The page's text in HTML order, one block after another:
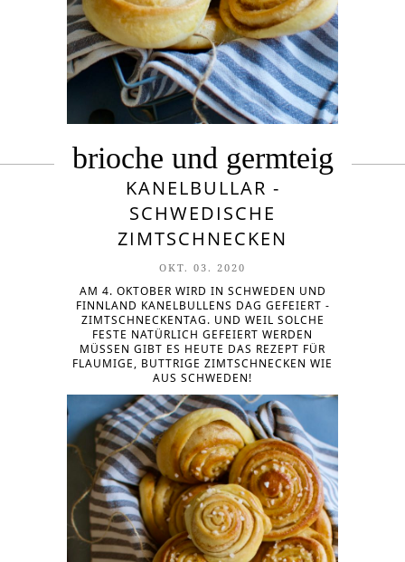
brioche und germteig
KANELBULLAR -
SCHWEDISCHE
ZIMTSCHNECKEN
OKT. 03. 2020
AM 4. OKTOBER WIRD IN SCHWEDEN UND
FINNLAND KANELBULLENS DAG GEFEIERT -
ZIMTSCHNECKENTAG. UND WEIL SOLCHE
FESTE NATÜRLICH GEFEIERT WERDEN
MÜSSEN GIBT ES HEUTE DAS REZEPT FÜR
FLAUMIGE, BUTTRIGE ZIMTSCHNECKEN WIE
AUS SCHWEDEN!